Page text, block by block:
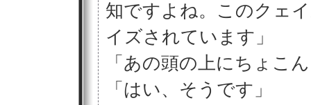
知ですよね。このクェ
イズされています」
「あの頭の上にちょこ
「はい、そうです」